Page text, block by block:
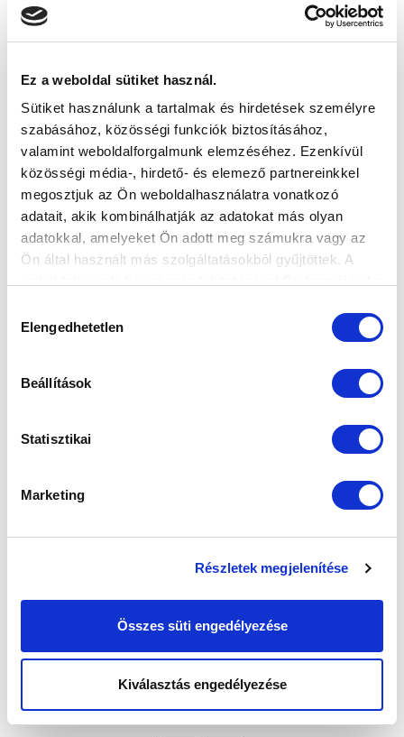
Ez a weboldal sütiket használ.
Sütiket használunk a tartalmak és hirdetések személyre
szabásához, közösségi funkciók biztosításához,
valamint weboldalforgalmunk elemzéséhez. Ezenkívül
közösségi média-, hirdető- és elemező partnereinkkel
megosztjuk az Ön weboldalhasználatra vonatkozó
adatait, akik kombinálhatják az adatokat más olyan
adatokkal, amelyeket Ön adott meg számukra vagy az
Ön által használt más szolgáltatásokból gyűjtöttek. A
kiválasztása
Elengedhetetlen
Beállítások
Statisztikai
Marketing
Részletek megjelenítése
Összes süti engedélyezése
Kiválasztás engedélyezése
SÁNDOR KÁROLY LABDARÚGÓ AKADÉMIA
VS
MTK BUDAPEST HÍRLEVÉL
Ne maradjon le egy eseményről sem! Iratkozzon fel ingyenes
hírlevelünkre: